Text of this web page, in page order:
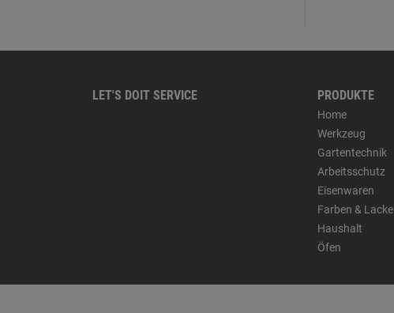
LET'S DOIT SERVICE PRODUKTE
Home
Werkzeug
Gartentechnik
Arbeitsschutz
Eisenwaren
Farben & Lacke
Haushalt
Öfen